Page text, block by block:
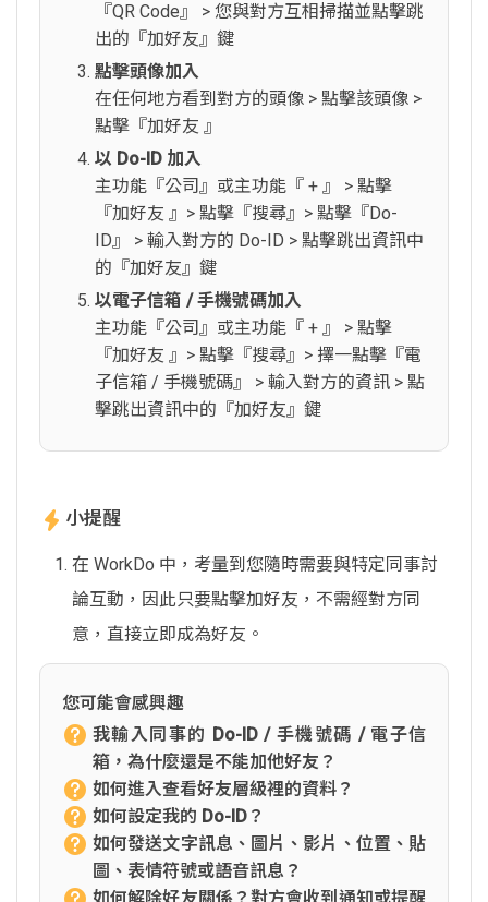
『QR Code』 > 您與對方互相掃描並點擊跳
出的『加好友』鍵
點擊頭像加入
在任何地方看到對方的頭像 > 點擊該頭像 >
點擊『加好友 』
以 Do-ID 加入
主功能『公司』或主功能『 + 』 > 點擊
『加好友 』> 點擊『搜尋』> 點擊『Do-
ID』 > 輸入對方的 Do-ID > 點擊跳出資訊中
的『加好友』鍵
以電子信箱 / 手機號碼加入
主功能『公司』或主功能『 + 』 > 點擊
『加好友 』> 點擊『搜尋』> 擇一點擊『電
子信箱 / 手機號碼』 > 輸入對方的資訊 > 點
擊跳出資訊中的『加好友』鍵
小提醒
在 WorkDo 中，考量到您隨時需要與特定同事討
論互動，因此只要點擊加好友，不需經對方同
意，直接立即成為好友。
您可能會感興趣
我輸入同事的 Do-ID / 手機號碼 / 電子信
箱，為什麼還是不能加他好友？
如何進入查看好友層級裡的資料？
如何設定我的 Do-ID？
如何發送文字訊息、圖片、影片、位置、貼
圖、表情符號或語音訊息？